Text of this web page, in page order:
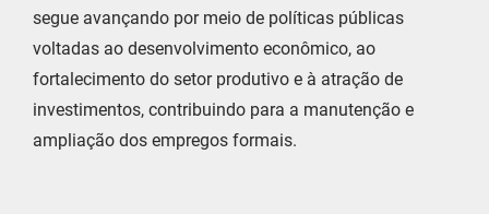
segue avançando por meio de políticas públicas
voltadas ao desenvolvimento econômico, ao
fortalecimento do setor produtivo e à atração de
investimentos, contribuindo para a manutenção e
ampliação dos empregos formais.